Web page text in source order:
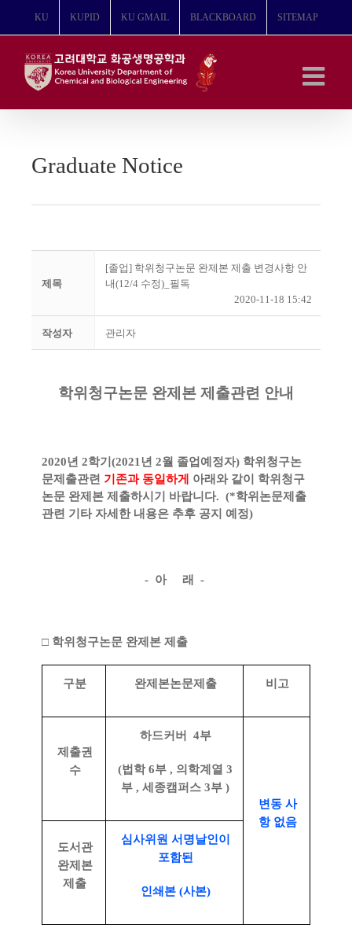
뛰
KU KUPID KU GMAIL BLACKBOARD SITEMAP
Graduate Notice
제목
[졸업] 학위청구논문 완제본 제출 변경사항 안
내(12/4 수정)_필독
2020-11-18 15:42
작성자 관리자
학위청구논문 완제본 제출관련 안내
2020년 2학기 (2021년 2월 졸업예정자) 학위청구논
문제출관련 기존과 동일하게 아래와 같이 학위청구
논문 완제본 제출하시기 바랍니다. (*학위논문제출
관련 기타 자세한 내용은 추후 공지 예정)
- 아 래 -
□ 학위청구논문 완제본 제출
구분 완제본논문제출 비고
제출권
수
하드커버 4부
(법학6부 , 의학계열 3
부 , 세종캠퍼스 3부 )
변동 사
항 없음
도서관
완제본
제출
심사위원 서명날인이
포함된
인쇄본 (사본)